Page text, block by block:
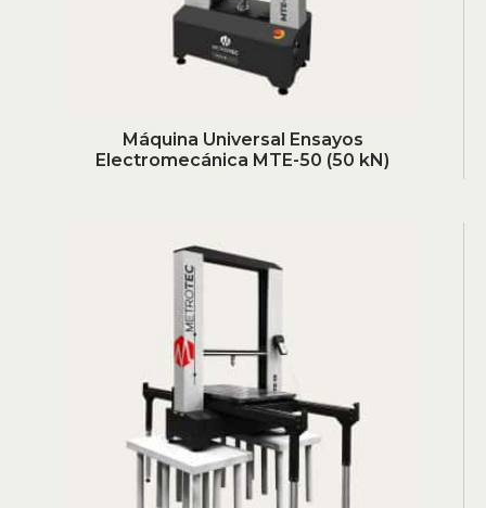
Máquina Universal Ensayos
Electromecánica MTE-50 (50 kN)